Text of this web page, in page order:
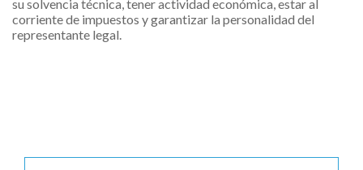
su solvencia técnica, tener actividad económica, estar al
corriente de impuestos y garantizar la personalidad del
representante legal.